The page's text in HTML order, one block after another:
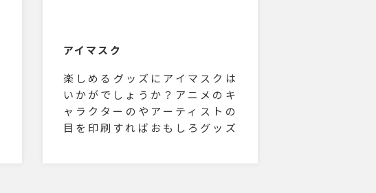
アイマスク
楽しめるグッズにアイマスクは
いかがでしょうか？アニメのキ
ャラクターのやアーティストの
目を印刷すればおもしろグッズ